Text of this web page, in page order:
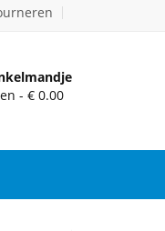
- € 0.00